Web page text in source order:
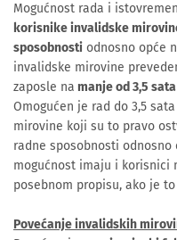
Mogućnost rada i
korisnike invalidske
sposobnosti odnosno opće
invalidske mirovine
zaposle na manje od 3,5
Omogućen je rad do 3,5
mirovine koji su to pravo
radne sposobnosti odnosno
mogućnost imaju i korisnici
posebnom propisu, ako je
Povećanje invalidskih